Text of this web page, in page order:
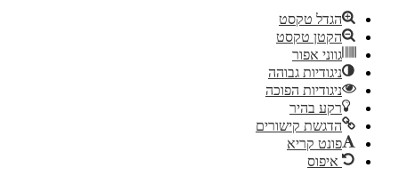
הגדל טקסט
הקטן טקסט
גווני אפור
ניגודיות גבוהה
ניגודיות הפוכה
רקע בהיר
הדגשת קישורים
פונט קריא
איפוס